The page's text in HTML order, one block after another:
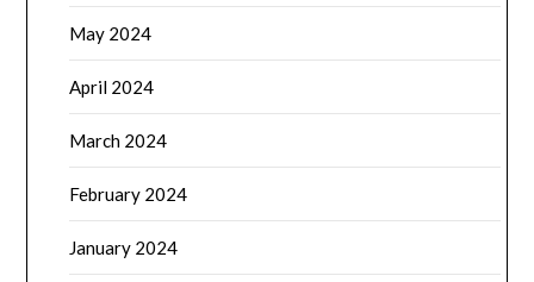
May 2024
April 2024
March 2024
February 2024
January 2024